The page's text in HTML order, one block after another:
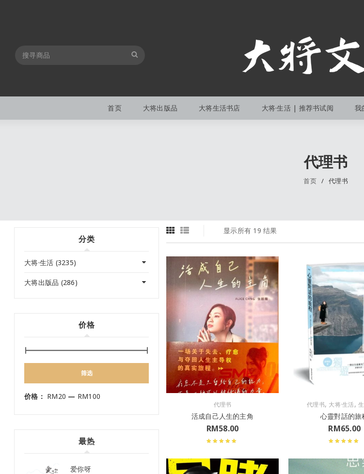
首页 大将出版品 大将生活书店 大将·生活 | 推荐书试阅 我
代理书
首页 / 代理书
分类
大将·生活 (3235)
大将出版品 (286)
价格
筛选
价格： RM20 — RM100
最热
爱你呀
显示所有 19 结果
代理书
活成自己人生的主角
RM58.00
代理书, 大将·生活,
心靈對話的旅
RM65.00